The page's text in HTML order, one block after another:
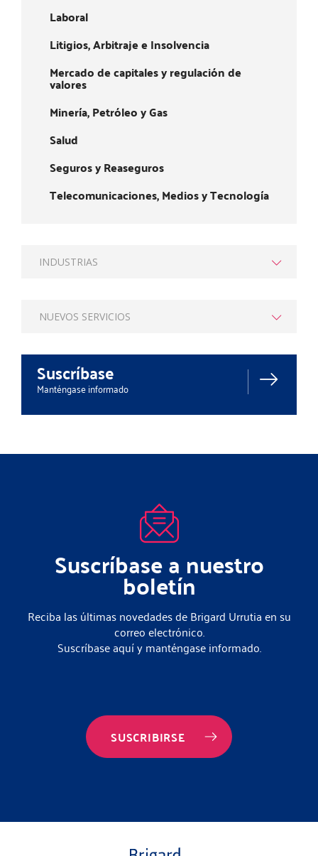
Laboral
Litigios, Arbitraje e Insolvencia
Mercado de capitales y regulación de
valores
Minería, Petróleo y Gas
Salud
Seguros y Reaseguros
Telecomunicaciones, Medios y Tecnología
INDUSTRIAS
NUEVOS SERVICIOS
Suscríbase
Manténgase informado
Suscríbase a nuestro
boletín
Reciba las últimas novedades de Brigard Urrutia en su
correo electrónico.
Suscríbase aquí y manténgase informado.
SUSCRIBIRSE